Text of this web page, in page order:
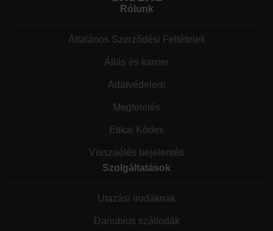
Rólunk
Általános Szerződési Feltételek
Állás és karrier
Adatvédelem
Megfelelés
Etikai Kódex
Visszaélés bejelentés
Szolgáltatások
Utazási irodáknak
Danubius szállodák